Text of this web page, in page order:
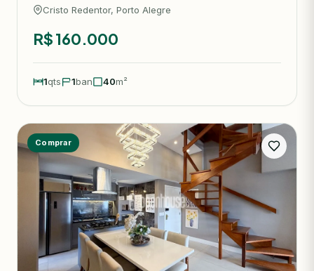
Cristo Redentor, Porto Alegre
R$ 160.000
1qts 1ban 40m²
Comprar